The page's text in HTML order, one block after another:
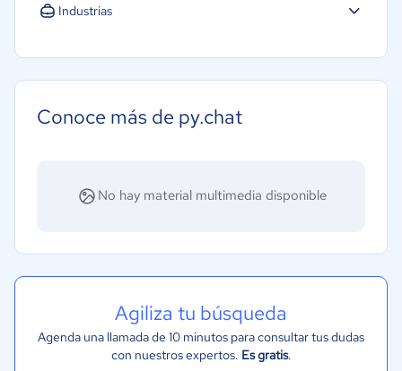
Micro: 1 a 9 trabajadores
Industrias
Seguros
Bienes raíces
Software / TI
Telecomunicaciones
Conoce más de py.chat
No hay material multimedia disponible
Agiliza tu búsqueda
Agenda una llamada de 10 minutos para consultar tus dudas
con nuestros expertos. Es gratis.